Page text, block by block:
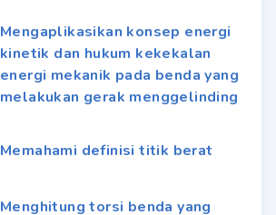
Mengaplikasikan konsep energi
kinetik dan hukum kekekalan
energi mekanik pada benda yang
melakukan gerak menggelinding
Memahami definisi titik berat
Menghitung torsi benda yang